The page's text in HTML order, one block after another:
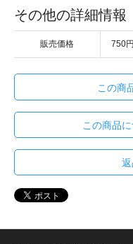
その他の詳細情報
販売価格 750
この商
この商品